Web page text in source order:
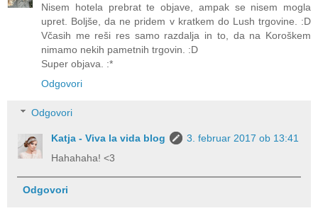
Nisem hotela prebrat te objave, ampak se nisem mogla
upret. Boljše, da ne pridem v kratkem do Lush trgovine. :D
Včasih me reši res samo razdalja in to, da na Koroškem
nimamo nekih pametnih trgovin. :D
Super objava. :*
Odgovori
Odgovori
Katja - Viva la vida blog
3. februar 2017 ob 13:41
Hahahaha! <3
Odgovori